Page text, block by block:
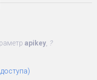
apikey, ?